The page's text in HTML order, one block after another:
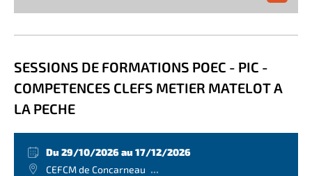
SESSIONS DE FORMATIONS POEC - PIC -
COMPETENCES CLEFS METIER MATELOT A
LA PECHE
Du 29/10/2026 au 17/12/2026
CEFCM de Concarneau ...